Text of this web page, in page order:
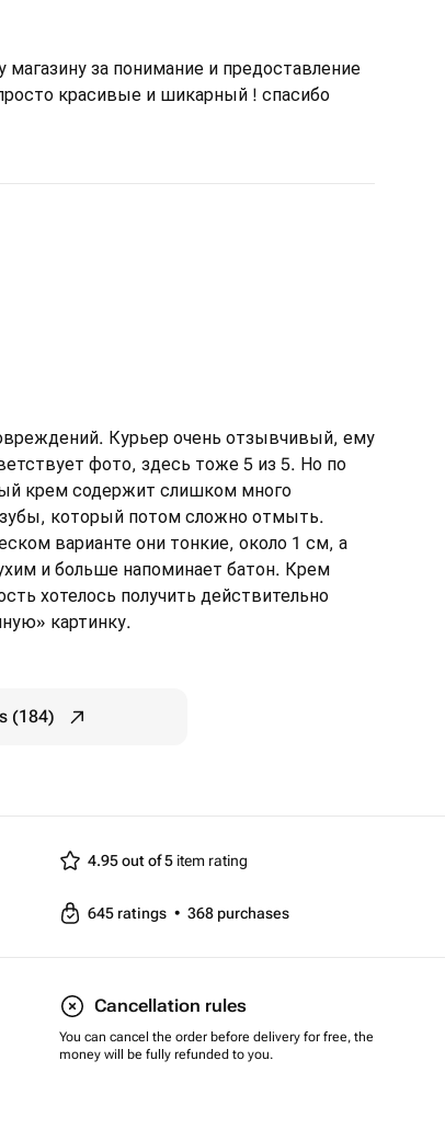
за понимание и предоставление
красивые и шикарный ! спасибо
Курьер очень отзывчивый, ему
фото, здесь тоже 5 из 5. Но по
крем содержит слишком много
который потом сложно отмыть.
варианте они тонкие, около 1 см, а
и больше напоминает батон. Крем
хотелось получить действительно
картинку.
(184)
4.95 out of 5 item rating
645 ratings • 368 purchases
Cancellation rules
You can cancel the order before delivery for free, the
money will be fully refunded to you.